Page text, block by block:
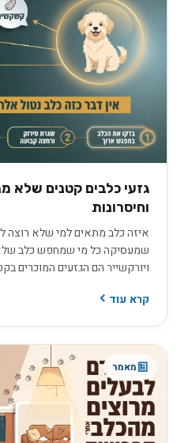
גזעי כלבים קטנים שלא
וחיסרונות
איזה כלב מתאים למי שלא רוצה
שמעסיקה כל מי שמחפש כלב שלא
ויורקשייר הם הגזעים המוכרים
קרא עוד
מאמר